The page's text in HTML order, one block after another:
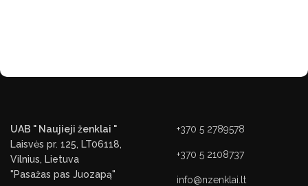
UAB " Naujieji ženklai "
Laisvės pr. 125, LT06118,
Vilnius, Lietuva
"Pasažas pas Juozapą"
+370 5 2789578
+370 5 2108737
info@nzenklai.lt